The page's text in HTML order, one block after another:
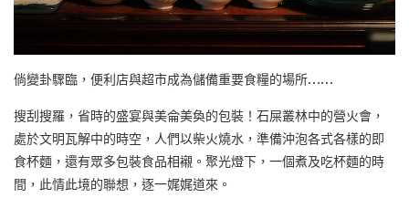
倘變卦驟臨，便利店與超市成為儲備重要食糧的場所……
搜刮搜羅，省時的盛宴與美侖美奐的包裝！石屎叢林中的營火會，
處於文明瓦解中的時空，人們以柴火燒水，準備沖泡各式各樣的即
食杯麵，還有眾多包裝食品相襯。聚光燈下，一個煮及吃杯麵的時
間，此情此境的聯想，逐一娓娓道來。